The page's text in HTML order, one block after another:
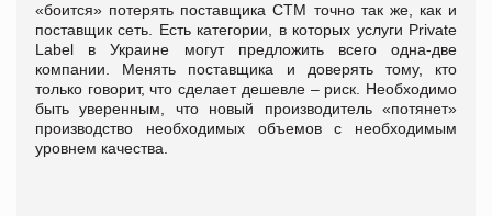
«боится» потерять поставщика СТМ точно так же, как и
поставщик сеть. Есть категории, в которых услуги Private
Label в Украине могут предложить всего одна-две
компании. Менять поставщика и доверять тому, кто
только говорит, что сделает дешевле – риск. Необходимо
быть уверенным, что новый производитель «потянет»
производство необходимых объемов с необходимым
уровнем качества.